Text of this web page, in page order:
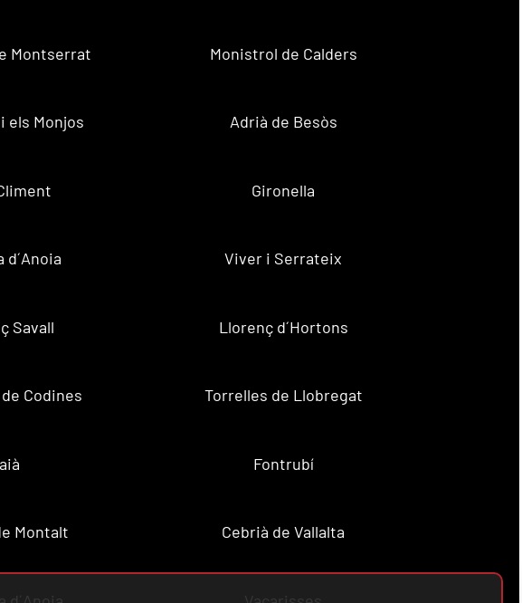
Montserrat Monistrol de Calders
els Monjos Adrià de Besòs
Gironella
d´Anoia Viver i Serrateix
Savall Llorenç d´Hortons
Codines Torrelles de Llobregat
Fontrubí
Montalt Cebrià de Vallalta